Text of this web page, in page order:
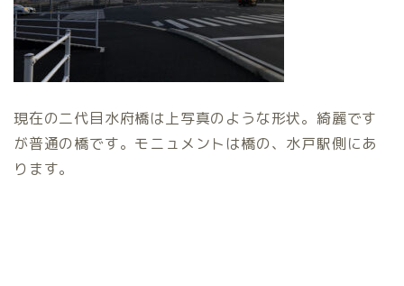
現在の二代目水府橋は上写真のような形状。綺麗です
が普通の橋です。モニュメントは橋の、水戸駅側にあ
ります。